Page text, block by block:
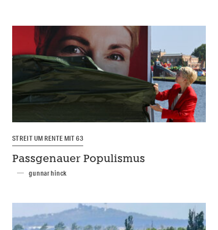
STREIT UM RENTE MIT 63
Passgenauer Populismus
gunnar hinck